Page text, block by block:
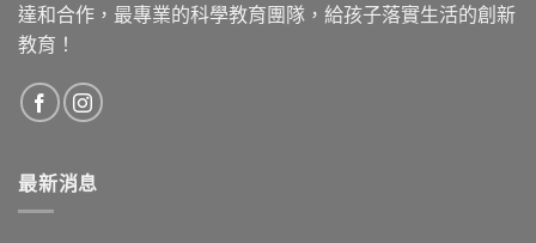
達和合作，最專業的科學教育團隊，給孩子落實生活的創新
教育！
最新消息